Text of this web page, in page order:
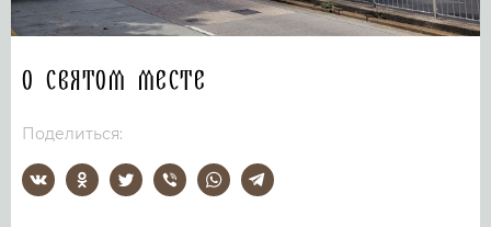
О святом месте
Поделиться: